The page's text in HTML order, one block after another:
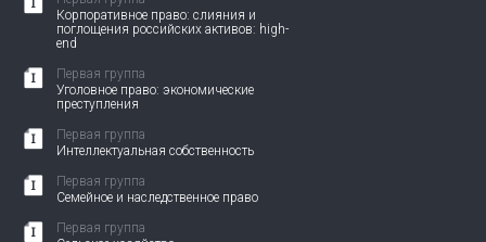
Корпоративное право: слияния и
поглощения российских активов: high-
end
Первая группа
Уголовное право: экономические
преступления
Первая группа
Интеллектуальная собственность
Первая группа
Семейное и наследственное право
Первая группа